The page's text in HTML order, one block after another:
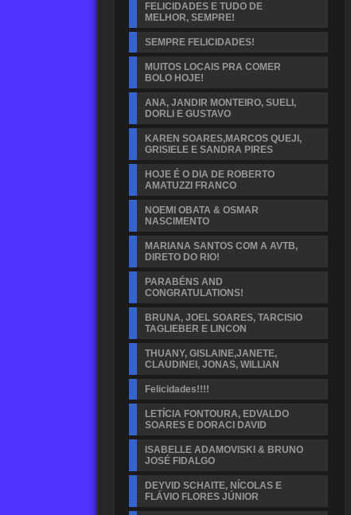
FELICIDADES E TUDO DE
MELHOR, SEMPRE!
SEMPRE FELICIDADES!
MUITOS LOCAIS PRA COMER
BOLO HOJE!
ANA, JANDIR MONTEIRO, SUELI,
DORLI E GUSTAVO
KAREN SOARES,MARCOS QUEJI,
GRISIELE E SANDRA PIRES
HOJE É O DIA DE ROBERTO
AMATUZZI FRANCO
NOEMI OBATA & OSMAR
NASCIMENTO
MARIANA SANTOS COM A AVTB,
DIRETO DO RIO!
PARABÉNS AND
CONGRATULATIONS!
BRUNA, JOEL SOARES, TARCISIO
TAGLIEBER E LINCON
THUANY, GISLAINE,JANETE,
CLAUDINEI, JONAS, WILLIAN
Felicidades!!!!
LETÍCIA FONTOURA, EDVALDO
SOARES E DORACI DAVID
ISABELLE ADAMOVISKI & BRUNO
JOSÉ FIDALGO
DEYVID SCHAITE, NÍCOLAS E
FLÁVIO FLORES JÚNIOR